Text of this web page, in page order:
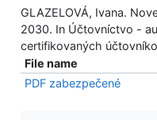
GLAZELOVÁ, Ivana.
2030. In Účtovníctvo -
certifikovaných
File name
PDF zabezpečené